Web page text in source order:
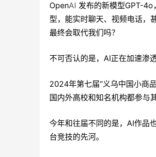
OpenAI 发布的新模型GPT-4o
型，能实时聊天、视频电话，
最终会取代我们吗？
不可否认的是，AI正在加速渗
2024年第七届“义乌中国小商
国内外高校和知名机构都参与其
今年和往届不同的是，AI作品
台竞技的先河。